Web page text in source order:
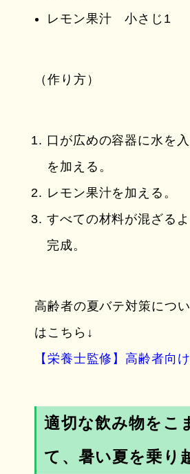
レモン果汁 小さじ1
（作り方）
口が広めの容器に水を
を加える。
レモン果汁を加える。
すべての材料が混ざる
完成。
高齢者の夏バテ対策につ
はこちら↓
【栄養士監修】高齢者向
適切な飲み物をこ
て、暑い夏を乗り